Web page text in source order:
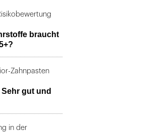
braucht
Zahnpasten
gut und
in der